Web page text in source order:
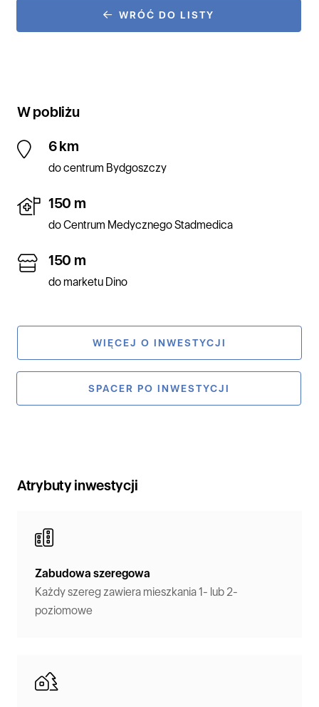
WRÓĆ DO LISTY
W pobliżu
6 km
do centrum Bydgoszczy
150 m
do Centrum Medycznego Stadmedica
150 m
do marketu Dino
WIĘCEJ O INWESTYCJI
SPACER PO INWESTYCJI
Atrybuty inwestycji
Zabudowa szeregowa
Każdy szereg zawiera mieszkania 1- lub 2-
poziomowe